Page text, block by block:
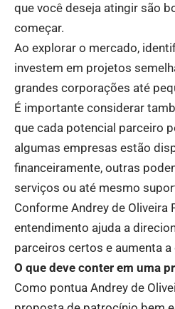
que você deseja atingir são
começar.
Ao explorar o mercado,
investem em projetos
grandes corporações até
É importante considerar
que cada potencial parceiro
algumas empresas estão
financeiramente, outras
serviços ou até mesmo
Conforme Andrey de Oliveira
entendimento ajuda a
parceiros certos e aumenta
O que deve conter em uma
Como pontua Andrey de